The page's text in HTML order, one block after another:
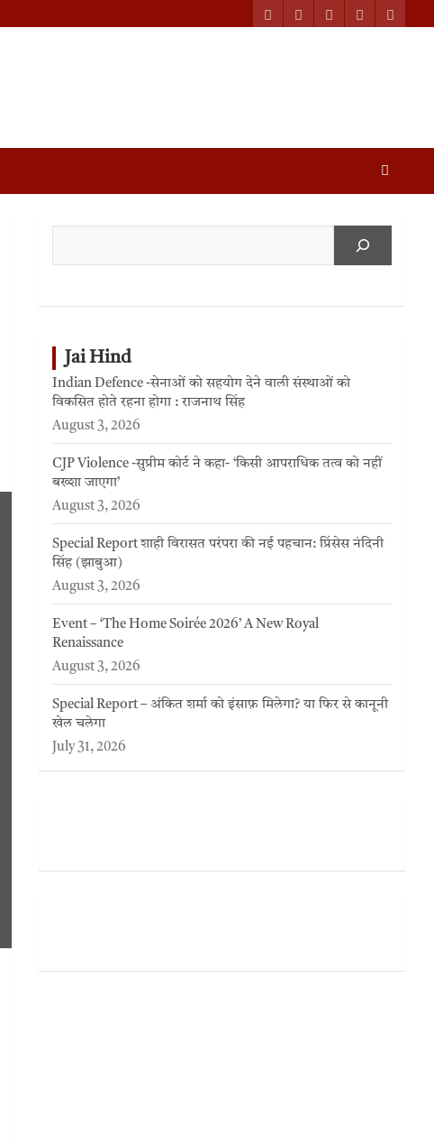
Jai Hind
Indian Defence -सेनाओं को सहयोग देने वाली संस्थाओं को
विकसित होते रहना होगा : राजनाथ सिंह
August 3, 2026
CJP Violence -सुप्रीम कोर्ट ने कहा- ‘किसी आपराधिक तत्व को नहीं
बख्शा जाएगा’
August 3, 2026
Special Report शाही विरासत परंपरा की नई पहचान: प्रिंसेस नंदिनी
सिंह (झाबुआ)
August 3, 2026
Event – ‘The Home Soirée 2026’ A New Royal
Renaissance
August 3, 2026
Special Report – अंकित शर्मा को इंसाफ़ मिलेगा? या फिर से कानूनी
खेल चलेगा
July 31, 2026